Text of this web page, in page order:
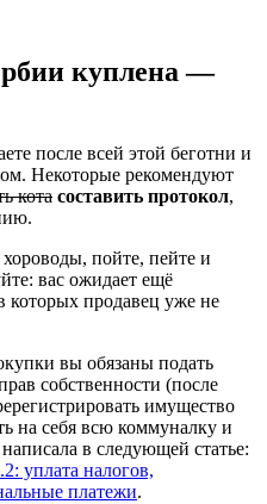
куплена —
после всей этой беготни и
Некоторые рекомендуют
кота составить протокол,
пойте, пейте и
вас ожидает ещё
которых продавец уже не
вы обязаны подать
собственности (после
имущество
на себя всю коммуналку и
в следующей статье:
уплата налогов,
платежи.